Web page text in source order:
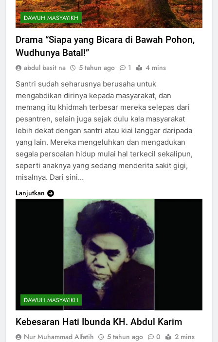
DAWUH MASYAYIKH
Drama “Siapa yang Bicara di Bawah Pohon,
Wudhunya Batal!”
abdul basit na 5 tahun ago 1 4 mins
Santri sudah seharusnya berusaha untuk
mengabdikan dirinya kepada masyarakat, dan
memang itu khidmah terbesar mereka selepas dari
pesantren, selain juga sejak dulu kala masyarakat
lebih dekat dengan santri atau kiai langgar daripada
yang lain. Mereka mengeluhkan dan mengadukan
segala persoalan hidup mulai hal terkecil sekalipun,
seperti anaknya yang sedang menderita sakit gigi,
misalnya. Dari sini…
Lanjutkan
DAWUH MASYAYIKH
Kebesaran Hati Ibunda KH. Abdul Karim
Nur Muhammad Alfatih 5 tahun ago 0 2 mins